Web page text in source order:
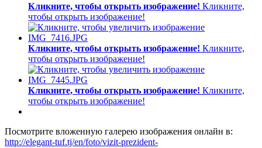
Кликните, чтобы открыть изображение! Кликните,
чтобы открыть изображение!
Кликните, чтобы открыть изображение! Кликните,
чтобы открыть изображение!
Кликните, чтобы открыть изображение! Кликните,
чтобы открыть изображение!
Посмотрите вложенную галерею изображения онлайн в:
http://elegant-tuf.tj/en/foto/vizit-prezident-